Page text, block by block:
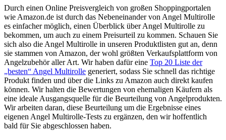
Durch einen Online Preisvergleich von großen Shoppingportalen
wie Amazon.de ist durch das Nebeneinander von Angel Multirolle
es einfacher möglich, einen Überblick über Angel Multirolle zu
bekommen, um auch zu einem Preisurteil zu kommen. Schauen Sie
sich also die Angel Multirolle in unseren Produktlisten gut an, denn
sie stammen von Amazon, der wohl größten Verkaufsplattform von
Angelzubehör aller Art. Wir haben dafür eine Top 20 Liste der
„besten“ Angel Multirolle generiert, sodass Sie schnell das richtige
Produkt finden und über die Links zu Amazon auch direkt kaufen
können. Wir halten die Bewertungen von ehemaligen Käufern als
eine ideale Ausgangsquelle für die Beurteilung von Angelprodukten.
Wir arbeiten daran, diese Beurteilung um die Ergebnisse eines
eigenen Angel Multirolle-Tests zu ergänzen, den wir hoffentlich
bald für Sie abgeschlossen haben.